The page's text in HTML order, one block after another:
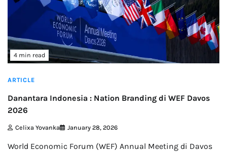
4 min read
ARTICLE
Danantara Indonesia : Nation Branding di WEF Davos
2026
Celixa Yovanka January 28, 2026
World Economic Forum (WEF) Annual Meeting di Davos